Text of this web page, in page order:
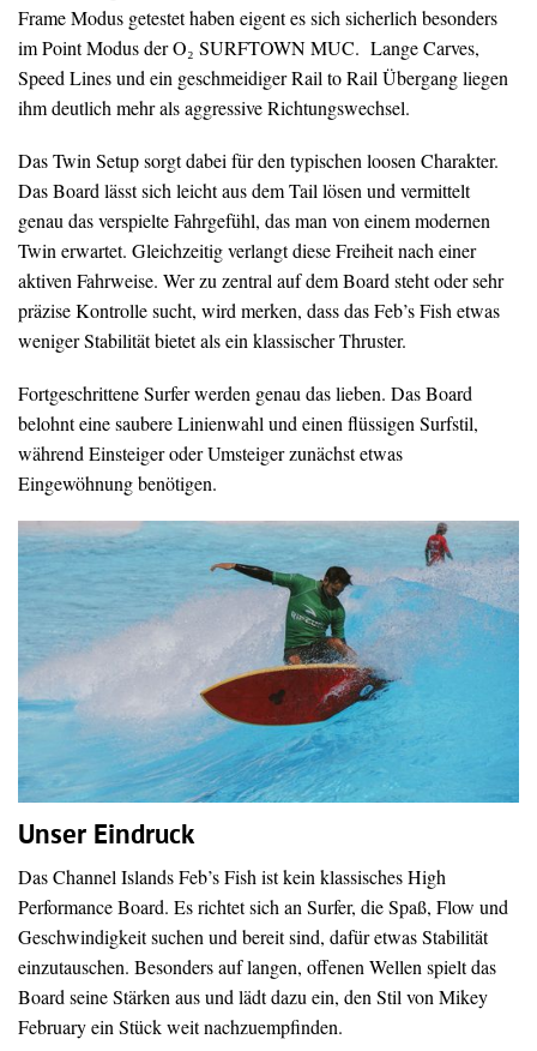
Frame Modus getestet haben eigent es sich sicherlich besonders
im Point Modus der O₂ SURFTOWN MUC. Lange Carves,
Speed Lines und ein geschmeidiger Rail to Rail Übergang liegen
ihm deutlich mehr als aggressive Richtungswechsel.
Das Twin Setup sorgt dabei für den typischen loosen Charakter.
Das Board lässt sich leicht aus dem Tail lösen und vermittelt
genau das verspielte Fahrgefühl, das man von einem modernen
Twin erwartet. Gleichzeitig verlangt diese Freiheit nach einer
aktiven Fahrweise. Wer zu zentral auf dem Board steht oder sehr
präzise Kontrolle sucht, wird merken, dass das Feb’s Fish etwas
weniger Stabilität bietet als ein klassischer Thruster.
Fortgeschrittene Surfer werden genau das lieben. Das Board
belohnt eine saubere Linienwahl und einen flüssigen Surfstil,
während Einsteiger oder Umsteiger zunächst etwas
Eingewöhnung benötigen.
Unser Eindruck
Das Channel Islands Feb’s Fish ist kein klassisches High
Performance Board. Es richtet sich an Surfer, die Spaß, Flow und
Geschwindigkeit suchen und bereit sind, dafür etwas Stabilität
einzutauschen. Besonders auf langen, offenen Wellen spielt das
Board seine Stärken aus und lädt dazu ein, den Stil von Mikey
February ein Stück weit nachzuempfinden.